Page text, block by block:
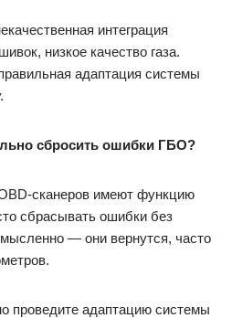
интеграция
низкое качество газа.
адаптация системы
сбросить ошибки ГБО?
сканеров имеют функцию
сбрасывать ошибки без
— они вернутся, часто
проведите адаптацию системы